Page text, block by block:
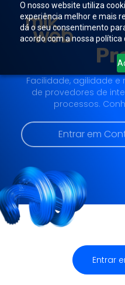
O nosso website utiliza
experiência melhor e mais
dá o seu consentimento
acordo com a nossa política
Facilidade, agilidade
de provedores de
processos.
Entrar em
Entrar